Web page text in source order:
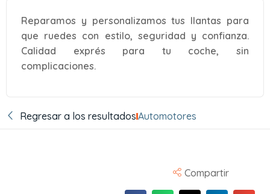
Reparamos y personalizamos tus llantas para
que ruedes con estilo, seguridad y confianza.
Calidad exprés para tu coche, sin
complicaciones.
Regresar a los resultadosAutomotores
Compartir